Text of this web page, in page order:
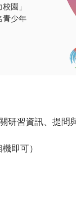
園」
青少年
研習資訊、提問
即可）